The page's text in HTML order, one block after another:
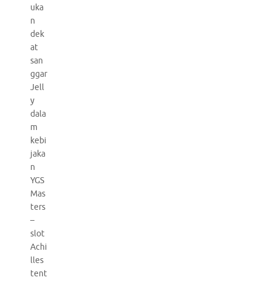
uka
n
dek
at
san
ggar
Jell
y
dala
m
kebi
jaka
n
YGS
Mas
ters
–
slot
Achi
lles
tent